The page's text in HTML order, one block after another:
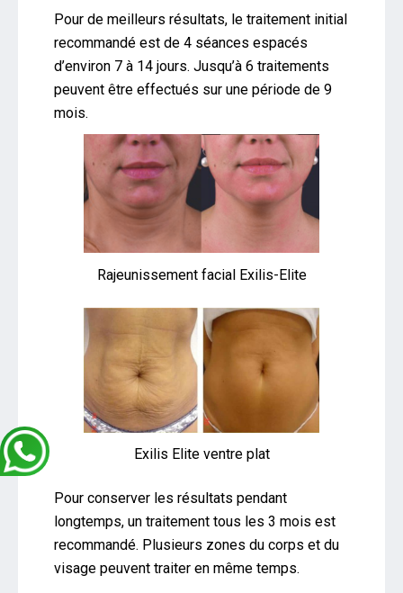
Pour de meilleurs résultats, le traitement initial
recommandé est de 4 séances espacés
d’environ 7 à 14 jours. Jusqu’à 6 traitements
peuvent être effectués sur une période de 9
mois.
Rajeunissement facial Exilis-Elite
Exilis Elite ventre plat
Pour conserver les résultats pendant
longtemps, un traitement tous les 3 mois est
recommandé. Plusieurs zones du corps et du
visage peuvent traiter en même temps.